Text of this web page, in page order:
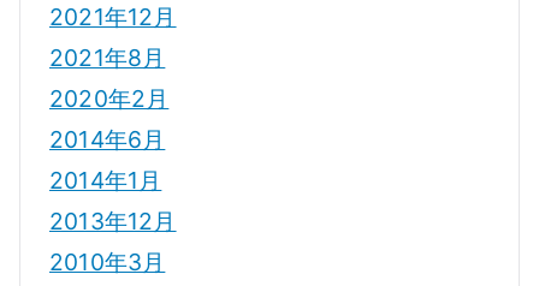
2021年12月
2021年8月
2020年2月
2014年6月
2014年1月
2013年12月
2010年3月